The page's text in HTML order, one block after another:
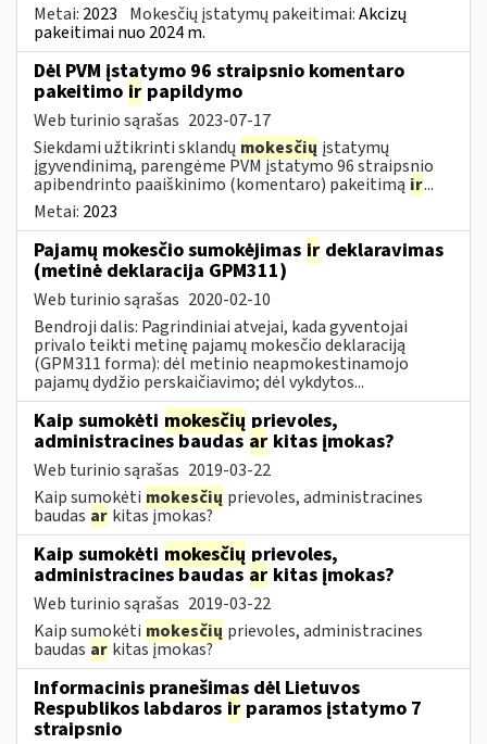
Metai: 2023 Mokesčių įstatymų pakeitimai:Akcizų
pakeitimai nuo 2024 m.
Dėl PVM įstatymo 96 straipsnio komentaro
pakeitimo ir papildymo
Web turinio sąrašas 2023-07-17
Siekdami užtikrinti sklandų mokesčių įstatymų
įgyvendinimą, parengėme PVM įstatymo 96 straipsnio
apibendrinto paaiškinimo (komentaro) pakeitimą ir...
Metai: 2023
Pajamų mokesčio sumokėjimas ir deklaravimas
(metinė deklaracija GPM311)
Web turinio sąrašas 2020-02-10
Bendroji dalis: Pagrindiniai atvejai, kada gyventojai
privalo teikti metinę pajamų mokesčio deklaraciją
(GPM311 forma): dėl metinio neapmokestinamojo
pajamų dydžio perskaičiavimo; dėl vykdytos...
Kaip sumokėti mokesčių prievoles,
administracines baudasar kitas įmokas?
Web turinio sąrašas 2019-03-22
Kaip sumokėti mokesčių prievoles, administracines
baudas ar kitas įmokas?
Kaip sumokėti mokesčių prievoles,
administracines baudasar kitas įmokas?
Web turinio sąrašas 2019-03-22
Kaip sumokėti mokesčių prievoles, administracines
baudas ar kitas įmokas?
Informacinis pranešimas dėl Lietuvos
Respublikos labdaros ir paramos įstatymo 7
straipsnio